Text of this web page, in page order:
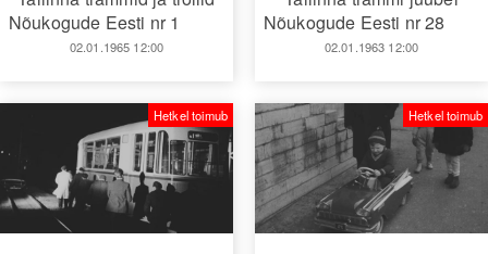
Nõukogude Eesti nr 1
02.01.1965 12:00
Nõukogude Eesti nr 28
02.01.1963 12:00
Hetkel toimub Hetkel toimub